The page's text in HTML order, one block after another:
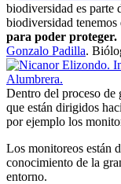
biodiversidad es parte
biodiversidad tenemos
para poder proteger.
Gonzalo Padilla.
Dentro del proceso de
que están dirigidos
por ejemplo los
Los monitoreos están
conocimiento de la
entorno.